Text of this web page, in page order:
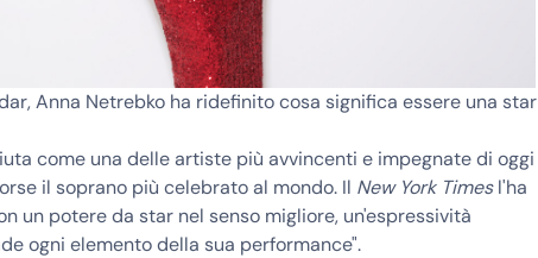
Anna Netrebko ha ridefinito cosa significa essere una star
come una delle artiste più avvincenti e impegnate di oggi
il soprano più celebrato al mondo. Il New York Timesl'ha
un potere da star nel senso migliore, un'espressività
ogni elemento della sua performance".